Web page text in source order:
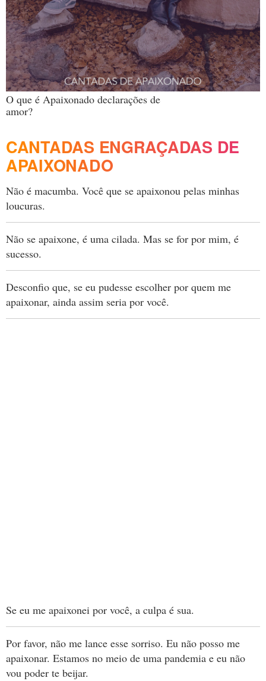
O que é Apaixonado declarações de
amor?
CANTADAS ENGRAÇADAS DE
APAIXONADO
Não é macumba. Você que se apaixonou pelas minhas
loucuras.
Não se apaixone, é uma cilada. Mas se for por mim, é
sucesso.
Desconfio que, se eu pudesse escolher por quem me
apaixonar, ainda assim seria por você.
Se eu me apaixonei por você, a culpa é sua.
Por favor, não me lance esse sorriso. Eu não posso me
apaixonar. Estamos no meio de uma pandemia e eu não
vou poder te beijar.